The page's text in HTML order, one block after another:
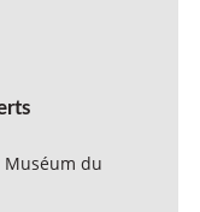
Muséum du